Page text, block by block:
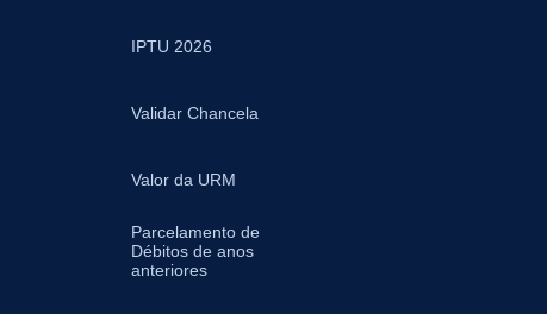
IPTU 2026
Validar Chancela
Valor da URM
Parcelamento de
Débitos de anos
anteriores